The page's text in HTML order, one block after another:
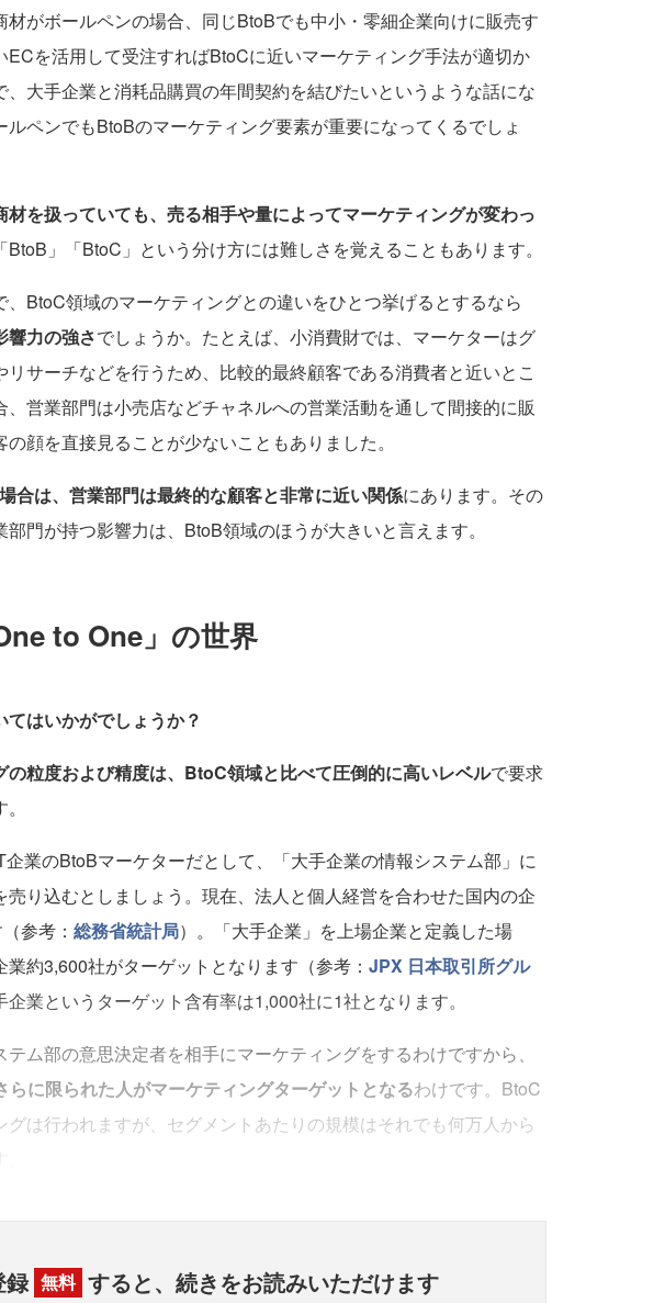
材がボールペンの場合、同じBtoBでも中小・零細企業向けに販売す
ECを活用して受注すればBtoCに近いマーケティング手法が適切か
、大手企業と消耗品購買の年間契約を結びたいというような話にな
ルペンでもBtoBのマーケティング要素が重要になってくるでしょ
材を扱っていても、売る相手や量によってマーケティングが変わっ
」「BtoC」という分け方には難しさを覚えることもあります。
BtoC領域のマーケティングとの違いをひとつ挙げるとするなら
響力の強さでしょうか。たとえば、小消費財では、マーケターはグ
リサーチなどを行うため、比較的最終顧客である消費者と近いとこ
、営業部門は小売店などチャネルへの営業活動を通して間接的に販
顔を直接見ることが少ないこともありました。
合は、営業部門は最終的な顧客と非常に近い関係にあります。その
門が持つ影響力は、BtoB領域のほうが大きいと言えます。
to One」の世界
はいかがでしょうか？
の粒度および精度は、BtoC領域と比べて圧倒的に高いレベルで要求
業のBtoBマーケターだとして、「大手企業の情報システム部」に
売り込むとしましょう。現在、法人と個人経営を合わせた国内の企
参考： 総務省統計局）。「大手企業」を上場企業と定義した場
約3,600社がターゲットとなります（参考： JPX 日本取引所グル
業というターゲット含有率は1,000社に1社となります。
ム部の意思決定者を相手にマーケティングをするわけですから、
らに限られた人がマーケティングターゲットとなるわけです。BtoC
は行われますが、セグメントあたりの規模はそれでも何万人から
録 無料 すると、続きをお読みいただけます